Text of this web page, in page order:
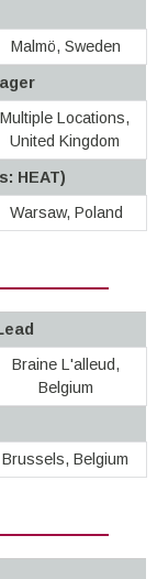
Malmö, Sweden
Multiple Locations,
United Kingdom
HEAT)
Warsaw, Poland
Braine L'alleud,
Belgium
Brussels, Belgium